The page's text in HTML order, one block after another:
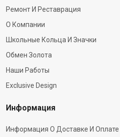
Ремонт И Реставрация
О Компании
Школьные Кольца И Значки
Обмен Золота
Наши Работы
Exclusive Design
Информация
Информация О Доставке И Оплате